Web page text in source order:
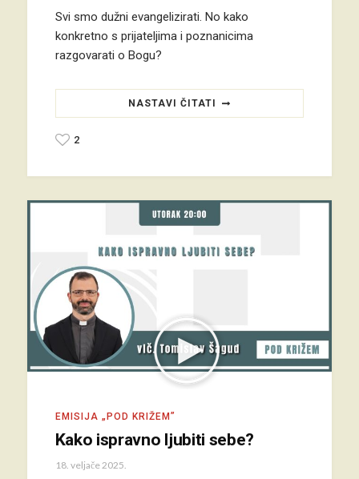
Svi smo dužni evangelizirati. No kako
konkretno s prijateljima i poznanicima
razgovarati o Bogu?
NASTAVI ČITATI
2
EMISIJA „POD KRIŽEM”
Kako ispravno ljubiti sebe?
18. veljače 2025.